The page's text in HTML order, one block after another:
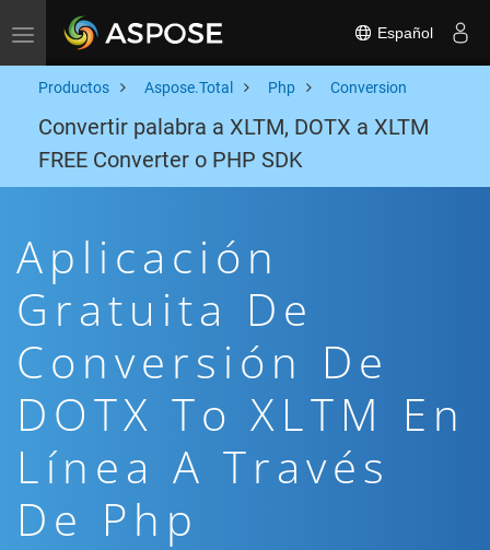
Toggle navigation Español
Productos Aspose.Total Php Conversion
Convertir palabra a XLTM, DOTX a XLTM
FREE Converter o PHP SDK
Aplicación
Gratuita De
Conversión De
DOTX To XLTM En
Línea A Través
De Php